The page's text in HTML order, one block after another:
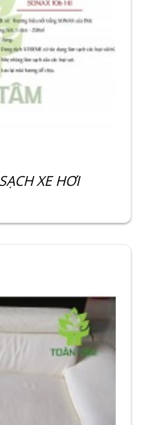
XE HƠI